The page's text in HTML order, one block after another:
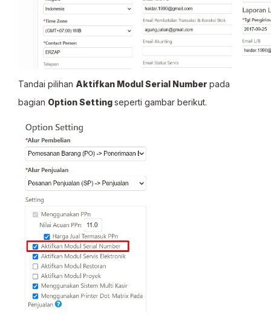
Tandai pilihan Aktifkan Modul Serial Number pada
bagian Option Settingseperti gambar berikut.